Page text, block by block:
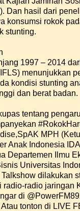
Dan hasil dari
konsumsi rokok
stunting.
1997 – 2014
menunjukkan
kondisi stunting
dan berat badan.
tentang
MPH
Anak Indonesia
Departemen Ilmu
Universitas
dilakukan
radio-radio jaringan
di
tonton di LIVE